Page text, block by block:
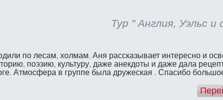
Мерхав
Тур " Англия, Уэльс и
по лесам, холмам. Аня рассказывает интересно и
поэзию, культуру, даже анекдоты и даже дала
Атмосфера в группе была дружеская . Спасибо